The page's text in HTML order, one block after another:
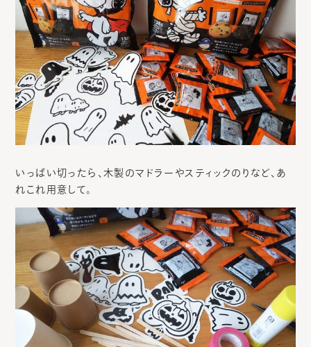
いっぱい切ったら、木製のマドラーやスティックのりなど、あ
れこれ用意して。